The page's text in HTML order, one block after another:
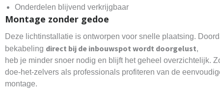
Onderdelen blijvend verkrijgbaar
Montage zonder gedoe
Deze lichtinstallatie is ontworpen voor snelle plaatsing.
bekabeling direct bij de inbouwspot wordt doorgelust,
heb je minder snoer nodig en blijft het geheel overzichtelijk.
doe-het-zelvers als professionals profiteren van de
montage.